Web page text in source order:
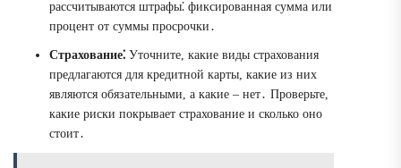
рассчитываются штрафы⁚ фиксированная сумма или
процент от суммы просрочки․
Страхование⁚ Уточните, какие виды страхования
предлагаются для кредитной карты, какие из них
являются обязательными, а какие – нет․ Проверьте,
какие риски покрывает страхование и сколько оно
стоит․